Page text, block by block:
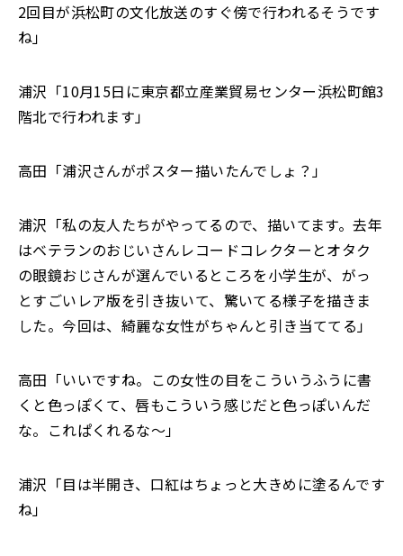
2回目が浜松町の文化放送のすぐ傍で行われるそうです
ね」
浦沢「10月15日に東京都立産業貿易センター浜松町館3
階北で行われます」
高田「浦沢さんがポスター描いたんでしょ？」
浦沢「私の友人たちがやってるので、描いてます。去年
はベテランのおじいさんレコードコレクターとオタク
の眼鏡おじさんが選んでいるところを小学生が、がっ
とすごいレア版を引き抜いて、驚いてる様子を描きま
した。今回は、綺麗な女性がちゃんと引き当ててる」
高田「いいですね。この女性の目をこういうふうに書
くと色っぽくて、唇もこういう感じだと色っぽいんだ
な。これぱくれるな～」
浦沢「目は半開き、口紅はちょっと大きめに塗るんです
ね」